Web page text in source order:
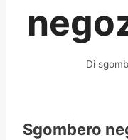
Di
Sgombero